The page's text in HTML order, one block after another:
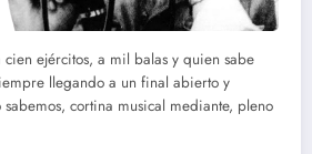
ejércitos, a mil balas y quien sabe
llegando a un final abierto y
cortina musical mediante, pleno